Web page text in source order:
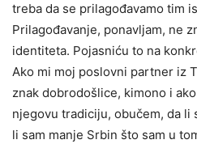
treba da se prilagođavamo tim
Prilagođavanje, ponavljam, ne
identiteta. Pojasniću to na
Ako mi moj poslovni partner iz
znak dobrodošlice, kimono i
njegovu tradiciju, obučem, da li
li sam manje Srbin što sam u